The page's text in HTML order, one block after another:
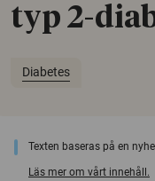
typ 2-
Diabetes
Texten baseras på en
Läs mer om vårt innehåll.